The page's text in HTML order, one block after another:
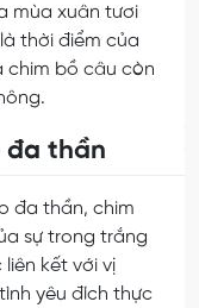
mùa xuân tươi
thời điểm của
chim bồ câu còn
đa thần
đa thần, chim
sự trong trắng
kết với vị
yêu đích thực